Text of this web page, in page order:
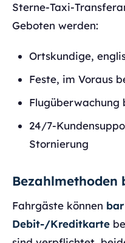
Sterne-Taxi-
Geboten werden:
Ortskundige,
Feste, im Voraus
Flugüberwachung
24/7-
Stornierung
Bezahlmethoden
Fahrgäste können
Debit-/Kreditkarte